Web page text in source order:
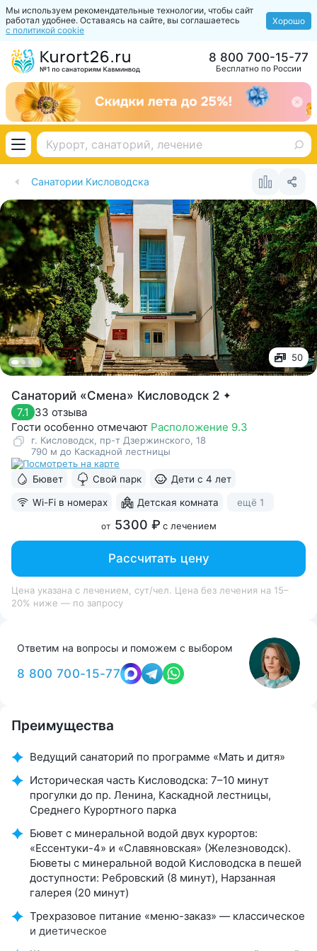
Мы используем рекомендательные технологии, чтобы сайт
работал удобнее. Оставаясь на сайте, вы соглашаетесь
с политикой cookie
Хорошо
Бесплатно по России
8 800 700-15-77
Санатории Кисловодска
50
Санаторий «Смена» Кисловодск 2 ✦
7.1 33 отзыва
Гости особенно отмечают Расположение 9.3
г. Кисловодск, пр-т Дзержинского, 18
790 м до Каскадной лестницы
Бювет Свой парк Дети с 4 лет
Wi-Fi в номерах Детская комната ещё 1
от 5300 ₽ с лечением
Рассчитать цену
Цена указана с лечением, сут/чел. Цена без лечения на 15–
20% ниже — по запросу
Ответим на вопросы и поможем с выбором
8 800 700-15-77
Преимущества
Ведущий санаторий по программе «Мать и дитя»
Историческая часть Кисловодска: 7–10 минут
прогулки до пр. Ленина, Каскадной лестницы,
Среднего Курортного парка
Бювет с минеральной водой двух курортов:
«Ессентуки-4» и «Славяновская» (Железноводск).
Бюветы с минеральной водой Кисловодска в пешей
доступности: Ребровский (8 минут), Нарзанная
галерея (20 минут)
Трехразовое питание «меню-заказ» — классическое
и диетическое